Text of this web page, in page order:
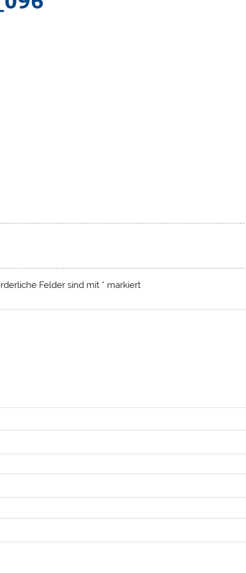
Felder sind mit * markiert